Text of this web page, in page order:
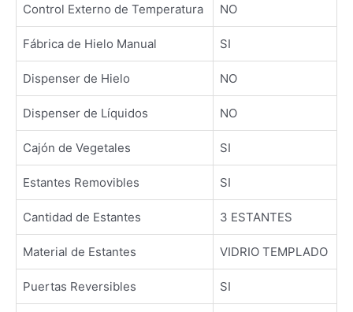
Control Externo de Temperatura NO
Fábrica de Hielo Manual SI
Dispenser de Hielo NO
Dispenser de Líquidos NO
Cajón de Vegetales SI
Estantes Removibles SI
Cantidad de Estantes 3 ESTANTES
Material de Estantes VIDRIO TEMPLADO
Puertas Reversibles SI